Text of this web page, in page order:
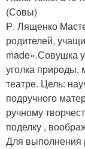
(Совы)
Р. Лященко
родителей,
made».Совушка
уголка природы,
театре. Цель:
подручного
ручному
поделку ,
Для выполнения